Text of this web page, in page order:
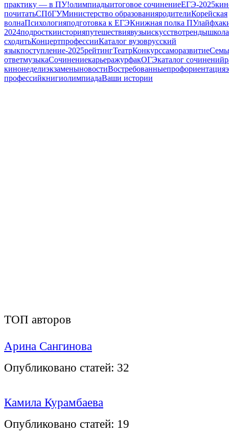
практику — в ПУ!олимпиадыитоговое сочинениеЕГЭ-2025
почитатьСПбГУМинистерство образованияродителиКорейская
волнаПсихологияподготовка к ЕГЭКнижная полка ПУ
2024подросткиисторияпутешествиявузыискусствотрендышкола
сходитьКонцертпрофессииКаталог вузоврусский
языкпоступление-2025рейтингТеатрКонкурссаморазвитие
ответмузыкаСочинениекарьеражурфакОГЭкаталог сочинений
кинонеделиэкзаменыновостиВостребованныепрофориентация
профессийкнигиолимпиадаВаши истории
ТОП авторов
Арина Сангинова
Опубликовано статей: 32
Камила Курамбаева
Опубликовано статей: 19